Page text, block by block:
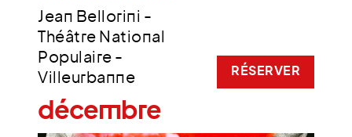
Jean Bellorini -
Théâtre National
Populaire -
Villeurbanne
RÉSERVER
décembre